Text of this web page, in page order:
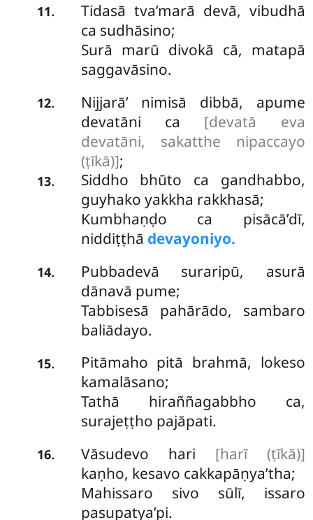
11.
Tidasā tva’marā devā, vibudhā
ca sudhāsino;
Surā marū divokā cā, matapā
saggavāsino.
12.
Nijjarā’ nimisā dibbā, apume
devatāni ca [devatā eva
devatāni, sakatthe nipaccayo
(ṭīkā)];
13.
Siddho bhūto ca gandhabbo,
guyhako yakkha rakkhasā;
Kumbhaṇḍo ca pisācā’dī,
niddiṭṭhā devayoniyo.
14.
Pubbadevā suraripū, asurā
dānavā pume;
Tabbisesā pahārādo, sambaro
baliādayo.
15.
Pitāmaho pitā brahmā, lokeso
kamalāsano;
Tathā hiraññagabbho ca,
surajeṭṭho pajāpati.
16. Vāsudevo hari [harī (ṭīkā)]
kaṇho, kesavo cakkapāṇya’tha;
Mahissaro sivo sūlī, issaro
pasupatya’pi.